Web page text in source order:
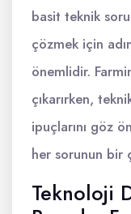
basit teknik
çözmek için
önemlidir.
çıkarırken,
ipuçlarını göz
her sorunun bir
Teknoloji